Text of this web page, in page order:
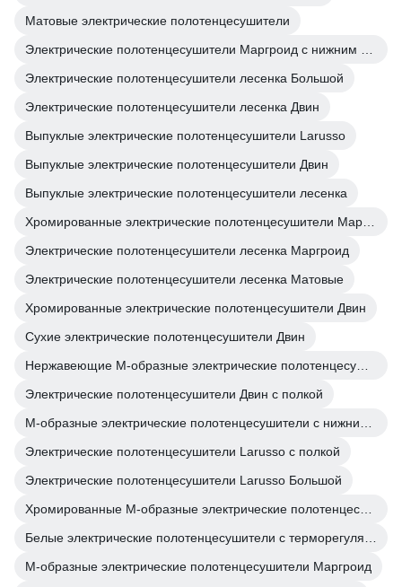
Матовые электрические полотенцесушители
Электрические полотенцесушители лесенка Большой
Электрические полотенцесушители лесенка Двин
Выпуклые электрические полотенцесушители Larusso
Выпуклые электрические полотенцесушители Двин
Выпуклые электрические полотенцесушители лесенка
Электрические полотенцесушители лесенка Маргроид
Электрические полотенцесушители лесенка Матовые
Хромированные электрические полотенцесушители Двин
Сухие электрические полотенцесушители Двин
Электрические полотенцесушители Двин с полкой
Электрические полотенцесушители Larusso с полкой
Электрические полотенцесушители Larusso Большой
М-образные электрические полотенцесушители Маргроид